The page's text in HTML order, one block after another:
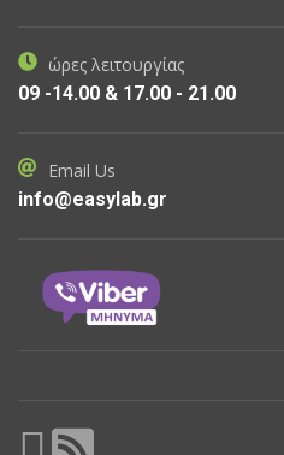
ώρες λειτουργίας
09 -14.00 & 17.00 - 21.00
Email Us
info@easylab.gr